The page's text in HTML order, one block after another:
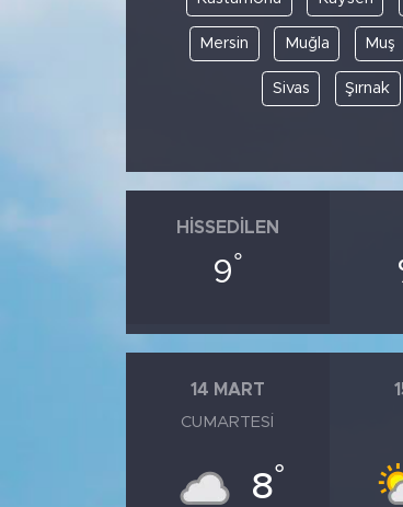
Mersin Muğla Muş
Sivas Şırnak
HISSEDILEN
9°
14 MART
CUMARTESI
8°